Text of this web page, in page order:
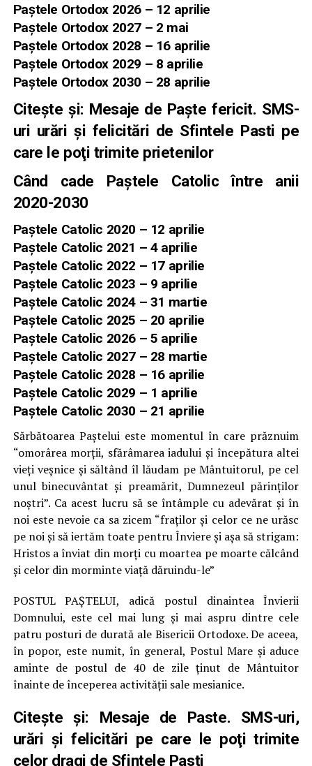
Paștele Ortodox 2026 – 12 aprilie
Paștele Ortodox 2027 – 2 mai
Paștele Ortodox 2028 – 16 aprilie
Paștele Ortodox 2029 – 8 aprilie
Paștele Ortodox 2030 – 28 aprilie
Citește și: Mesaje de Paște fericit. SMS-
uri urări şi felicitări de Sfintele Pasti pe
care le poţi trimite prietenilor
Când cade Paştele Catolic între anii
2020-2030
Paștele Catolic 2020 – 12 aprilie
Paștele Catolic 2021 – 4 aprilie
Paștele Catolic 2022 – 17 aprilie
Paștele Catolic 2023 – 9 aprilie
Paștele Catolic 2024 – 31 martie
Paștele Catolic 2025 – 20 aprilie
Paștele Catolic 2026 – 5 aprilie
Paștele Catolic 2027 – 28 martie
Paștele Catolic 2028 – 16 aprilie
Paștele Catolic 2029 – 1 aprilie
Paștele Catolic 2030 – 21 aprilie
Sărbătoarea Paştelui este momentul în care prăznuim
“omorârea morţii, sfărâmarea iadului şi începătura altei
vieţi veşnice şi săltând îl lăudam pe Mântuitorul, pe cel
unul binecuvântat şi preamărit, Dumnezeul părinţilor
noştri”. Ca acest lucru să se întâmple cu adevărat şi în
noi este nevoie ca sa zicem “fraţilor şi celor ce ne urăsc
pe noi şi să iertăm toate pentru Înviere şi aşa să strigam:
Hristos a înviat din morţi cu moartea pe moarte călcând
şi celor din morminte viaţă dăruindu-le”
POSTUL PAŞTELUI, adică postul dinaintea Învierii
Domnului, este cel mai lung şi mai aspru dintre cele
patru posturi de durată ale Bisericii Ortodoxe. De aceea,
în popor, este numit, în general, Postul Mare şi aduce
aminte de postul de 40 de zile ţinut de Mântuitor
înainte de începerea activităţii sale mesianice.
Citește și: Mesaje de Paste. SMS-uri,
urări şi felicitări pe care le poţi trimite
celor dragi de Sfintele Pasti